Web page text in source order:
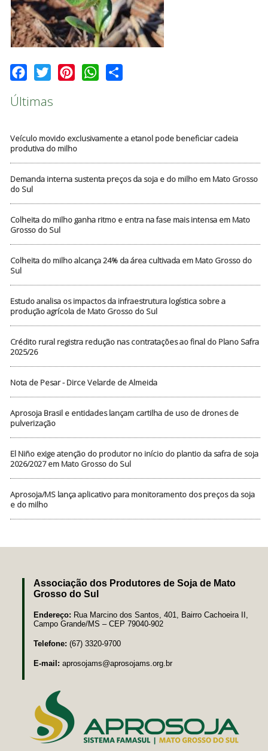
Últimas
Veículo movido exclusivamente a etanol pode beneficiar cadeia
produtiva do milho
Demanda interna sustenta preços da soja e do milho em Mato Grosso
do Sul
Colheita do milho ganha ritmo e entra na fase mais intensa em Mato
Grosso do Sul
Colheita do milho alcança 24% da área cultivada em Mato Grosso do
Sul
Estudo analisa os impactos da infraestrutura logística sobre a
produção agrícola de Mato Grosso do Sul
Crédito rural registra redução nas contratações ao final do Plano Safra
2025/26
Nota de Pesar - Dirce Velarde de Almeida
Aprosoja Brasil e entidades lançam cartilha de uso de drones de
pulverização
El Niño exige atenção do produtor no início do plantio da safra de soja
2026/2027 em Mato Grosso do Sul
Aprosoja/MS lança aplicativo para monitoramento dos preços da soja
e do milho
Facebook
Twitter PinterestWhatsApp
Associação dos Produtores de Soja de Mato
Grosso do Sul
Endereço: Rua Marcino dos Santos, 401, Bairro Cachoeira II,
Campo Grande/MS – CEP 79040-902
Telefone: (67) 3320-9700
E-mail: aprosojams@aprosojams.org.br